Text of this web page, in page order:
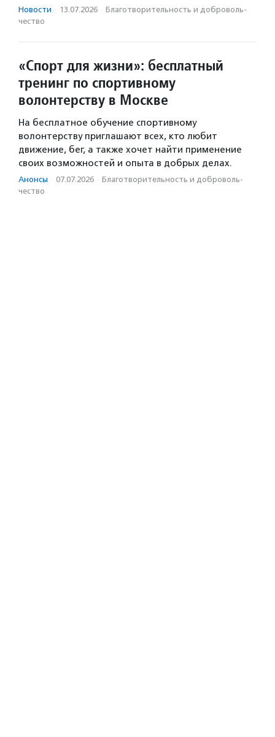
Новости · 13.07.2026 · Благотвори­тель­ность и доброволь­
чест­во
«Спорт для жизни»: бесплатный
тренинг по спортивному
волонтерству в Москве
На бесплатное обучение спортивному
волонтерству приглашают всех, кто любит
движение, бег, а также хочет найти применение
своих возможностей и опыта в добрых делах.
Анонсы · 07.07.2026 · Благотвори­тель­ность и доброволь­
чест­во